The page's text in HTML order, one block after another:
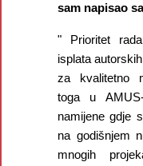
sam napisao
" Prioritet
isplata
za kvalitetno
toga u
namijene gdje
na godišnjem
mnogih